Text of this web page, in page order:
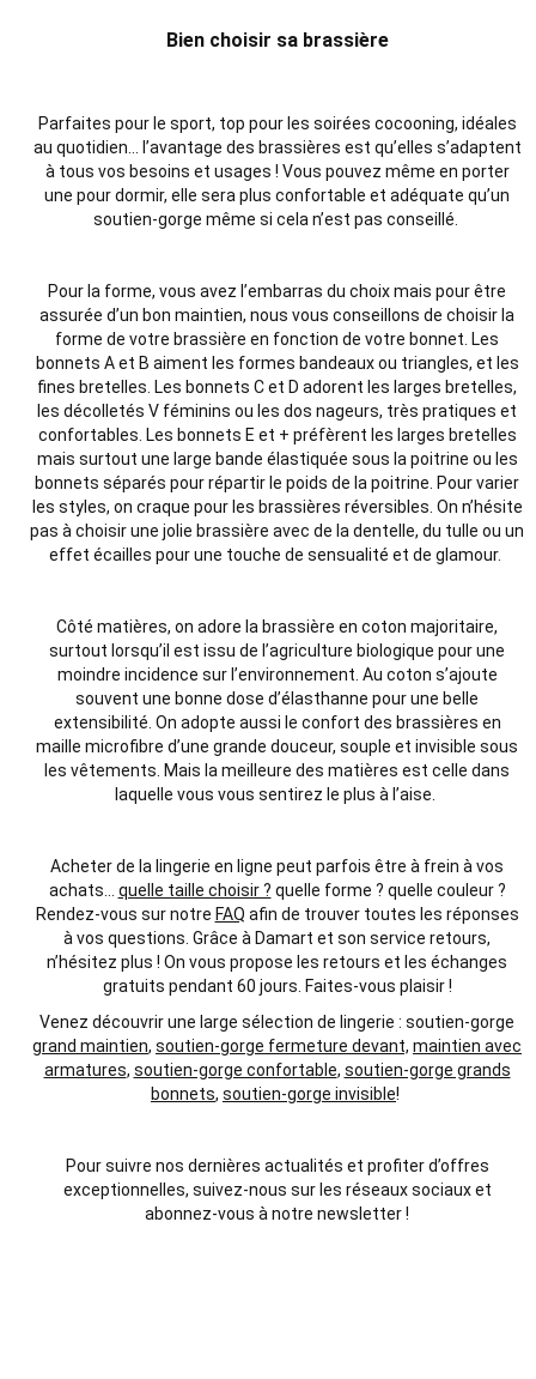
Bien choisir sa brassière
Parfaites pour le sport, top pour les soirées cocooning, idéales
au quotidien… l’avantage des brassières est qu’elles s’adaptent
à tous vos besoins et usages ! Vous pouvez même en porter
une pour dormir, elle sera plus confortable et adéquate qu’un
soutien-gorge même si cela n’est pas conseillé.
Pour la forme, vous avez l’embarras du choix mais pour être
assurée d’un bon maintien, nous vous conseillons de choisir la
forme de votre brassière en fonction de votre bonnet. Les
bonnets A et B aiment les formes bandeaux ou triangles, et les
fines bretelles. Les bonnets C et D adorent les larges bretelles,
les décolletés V féminins ou les dos nageurs, très pratiques et
confortables. Les bonnets E et + préfèrent les larges bretelles
mais surtout une large bande élastiquée sous la poitrine ou les
bonnets séparés pour répartir le poids de la poitrine. Pour varier
les styles, on craque pour les brassières réversibles. On n’hésite
pas à choisir une jolie brassière avec de la dentelle, du tulle ou un
effet écailles pour une touche de sensualité et de glamour.
Côté matières, on adore la brassière en coton majoritaire,
surtout lorsqu’il est issu de l’agriculture biologique pour une
moindre incidence sur l’environnement. Au coton s’ajoute
souvent une bonne dose d’élasthanne pour une belle
extensibilité. On adopte aussi le confort des brassières en
maille microfibre d’une grande douceur, souple et invisible sous
les vêtements. Mais la meilleure des matières est celle dans
laquelle vous vous sentirez le plus à l’aise.
Acheter de la lingerie en ligne peut parfois être à frein à vos
achats… quelle taille choisir ? quelle forme ? quelle couleur ?
Rendez-vous sur notre FAQ afin de trouver toutes les réponses
à vos questions. Grâce à Damart et son service retours,
n’hésitez plus ! On vous propose les retours et les échanges
gratuits pendant 60 jours. Faites-vous plaisir !
Venez découvrir une large sélection de lingerie : soutien-gorge
grand maintien, soutien-gorge fermeture devant, maintien avec
armatures, soutien-gorge confortable, soutien-gorge grands
bonnets, soutien-gorge invisible!
Pour suivre nos dernières actualités et profiter d’offres
exceptionnelles, suivez-nous sur les réseaux sociaux et
abonnez-vous à notre newsletter !